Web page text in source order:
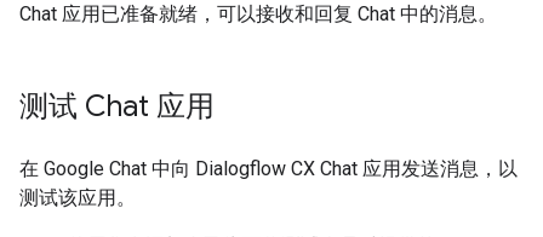
Chat 应用已准备就绪，可以接收和回复 Chat 中的消息。
测试 Chat 应用
在 Google Chat 中向 Dialogflow CX Chat 应用发送消息，以
测试该应用。